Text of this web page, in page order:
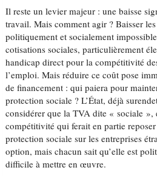
Il reste un levier majeur : une baisse
travail. Mais comment agir ? Baisser les
politiquement et socialement
cotisations sociales, particulièrement
handicap direct pour la compétitivité
l’emploi. Mais réduire ce coût pose
de financement : qui paiera pour
protection sociale ? L’État, déjà
considérer que la TVA dite « sociale »,
compétitivité qui ferait en partie
protection sociale sur les entreprises
option, mais chacun sait qu’elle est
difficile à mettre en œuvre.